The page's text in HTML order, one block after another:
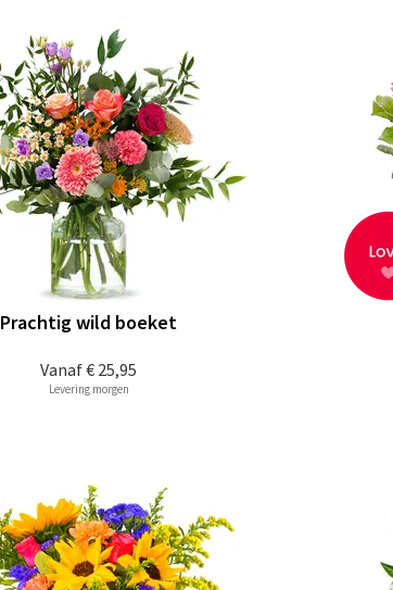
Vanaf€ 25,95
Prachtig wild boeket
Levering morgen